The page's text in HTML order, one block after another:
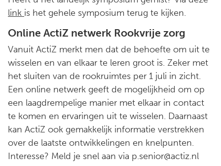
link is het gehele symposium terug te kijken.
Online ActiZ netwerk Rookvrije zorg
Vanuit ActiZ merkt men dat de behoefte om uit te
wisselen en van elkaar te leren groot is. Zeker met
het sluiten van de rookruimtes per 1 juli in zicht.
Een online netwerk geeft de mogelijkheid om op
een laagdrempelige manier met elkaar in contact
te komen en ervaringen uit te wisselen. Daarnaast
kan ActiZ ook gemakkelijk informatie verstrekken
over de laatste ontwikkelingen en knelpunten.
Interesse? Meld je snel aan via p.senior@actiz.nl